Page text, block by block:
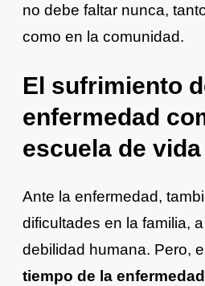
no debe faltar nunca,
como en la comunidad.
El sufrimiento
enfermedad
escuela de vida
Ante la enfermedad,
dificultades en la familia,
debilidad humana. Pero,
tiempo de la